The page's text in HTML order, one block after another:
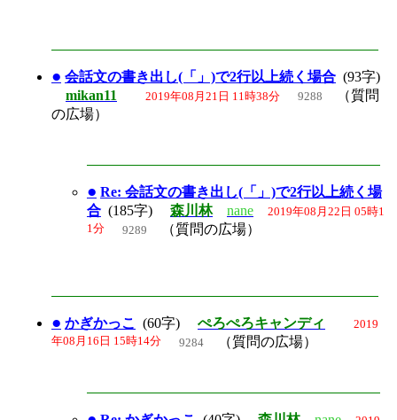
● 会話文の書き出し(「」)で2行以上続く場合 (93字)
mikan11
2019年08月21日 11時38分 9288
（質問
の広場）
● Re: 会話文の書き出し(「」)で2行以上続く場
合 (185字) 森川林 nane 2019年08月22日 05時1
1分 9289 （質問の広場）
● かぎかっこ (60字) ぺろぺろキャンディ 2019
年08月16日 15時14分 9284 （質問の広場）